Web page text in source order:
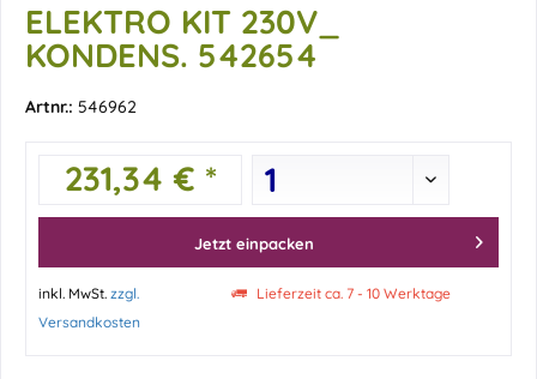
ELEKTRO KIT 230V_
KONDENS. 542654
Artnr.: 546962
231,34 € *
Jetzt einpacken
inkl. MwSt. zzgl.
Versandkosten
Lieferzeit ca. 7 - 10 Werktage